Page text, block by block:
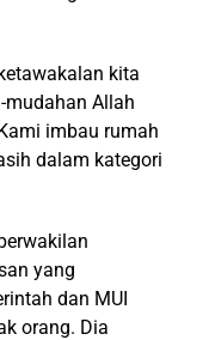
kita
Allah
imbau rumah
dalam kategori
yang
dan MUI
orang. Dia